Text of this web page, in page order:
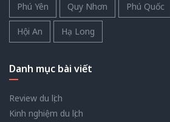
Phú Yên Quy Nhơn Phú Quốc
Hội An Hạ Long
Danh mục bài viết
Review du lịch
Kinh nghiệm du lịch